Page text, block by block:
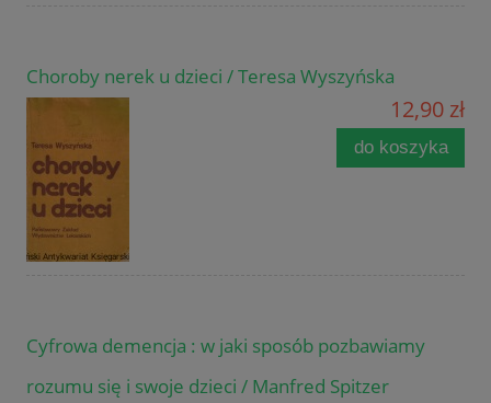
Choroby nerek u dzieci / Teresa Wyszyńska
12,90 zł
do koszyka
Cyfrowa demencja : w jaki sposób pozbawiamy
rozumu się i swoje dzieci / Manfred Spitzer